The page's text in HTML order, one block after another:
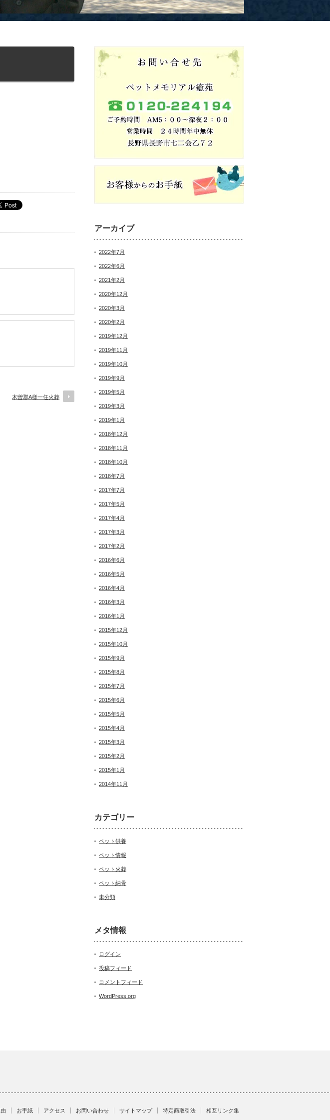
木曽郡A様一任火葬
アーカイブ
2022年7月
2022年6月
2021年2月
2020年12月
2020年3月
2020年2月
2019年12月
2019年11月
2019年10月
2019年9月
2019年5月
2019年3月
2019年1月
2018年12月
2018年11月
2018年10月
2018年7月
2017年7月
2017年5月
2017年4月
2017年3月
2017年2月
2016年6月
2016年5月
2016年4月
2016年3月
2016年1月
2015年12月
2015年10月
2015年9月
2015年8月
2015年7月
2015年6月
2015年5月
2015年4月
2015年3月
2015年2月
2015年1月
2014年11月
カテゴリー
ペット供養
ペット情報
ペット火葬
ペット納骨
未分類
メタ情報
ログイン
投稿フィード
コメントフィード
WordPress.org